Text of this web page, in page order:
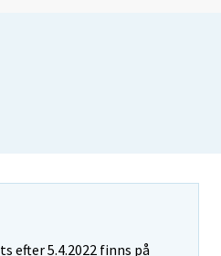
efter 5.4.2022 finns på